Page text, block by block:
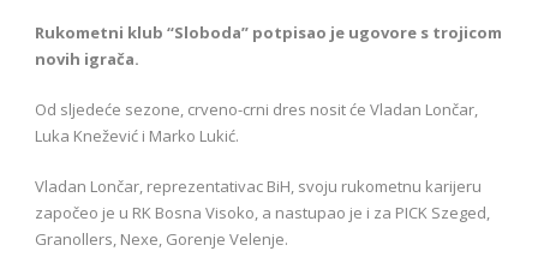
Rukometni klub “Sloboda” potpisao je ugovore s trojicom
novih igrača.
Od sljedeće sezone, crveno-crni dres nosit će Vladan Lončar,
Luka Knežević i Marko Lukić.
Vladan Lončar, reprezentativac BiH, svoju rukometnu karijeru
započeo je u RK Bosna Visoko, a nastupao je i za PICK Szeged,
Granollers, Nexe, Gorenje Velenje.